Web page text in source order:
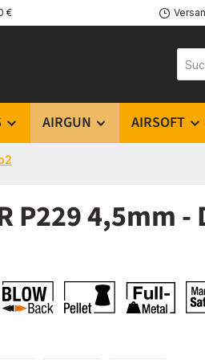
€
AIRGUN AIRSOFT
P229 4,5mm